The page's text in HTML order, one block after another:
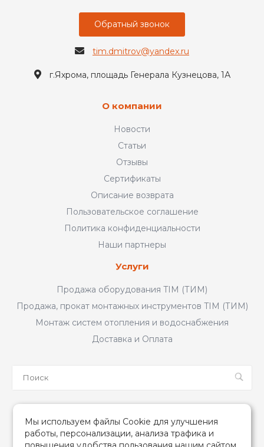
Обратный звонок
tim.dmitrov@yandex.ru
г.Яхрома, площадь Генерала Кузнецова, 1А
О компании
Новости
Статьи
Отзывы
Сертификаты
Описание возврата
Пользовательское соглашение
Политика конфиденциальности
Наши партнеры
Услуги
Продажа оборудования TIM (ТИМ)
Продажа, прокат монтажных инструментов TIM (ТИМ)
Монтаж систем отопления и водоснабжения
Доставка и Оплата
Мы используем файлы Cookie для улучшения
работы, персонализации, анализа трафика и